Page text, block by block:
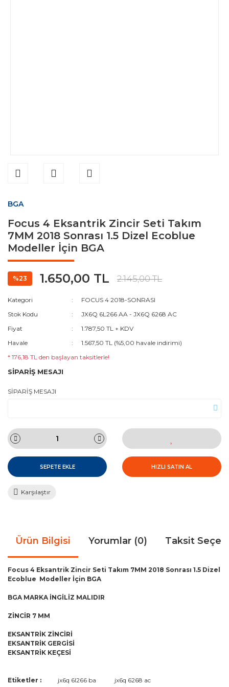
BGA
Focus 4 Eksantrik Zincir Seti Takım
7MM 2018 Sonrası 1.5 Dizel Ecoblue
Modeller İçin BGA
%23 1.650,00 TL 2.145,00 TL
Kategori
FOCUS 4 2018-SONRASI
Stok Kodu
JX6Q 6L266 AA - JX6Q 6268 AC
Fiyat
1.787,50 TL + KDV
Havale
1.567,50 TL (%5,00 havale indirimi)
* 176,18 TL den başlayan taksitlerle!
SİPARİŞ MESAJI
SİPARİŞ MESAJI
SEPETE EKLE HIZLI SATIN AL
Karşılaştır
Ürün Bilgisi Yorumlar (0) Taksit
Focus 4 Eksantrik Zincir Seti Takım 7MM 2018 Sonrası 1.5 Dizel
Ecoblue Modeller İçin BGA
BGA MARKA İNGİLİZ MALIDIR
ZİNCİR 7 MM
EKSANTRİK ZİNCİRİ
EKSANTRİK GERGİSİ
EKSANTRİK KEÇESİ
Bu ürünün fiyat bilgisi, resim, ürün açıklamalarında ve diğer
Etiketler : jx6q 6l266 ba jx6q 6268 ac